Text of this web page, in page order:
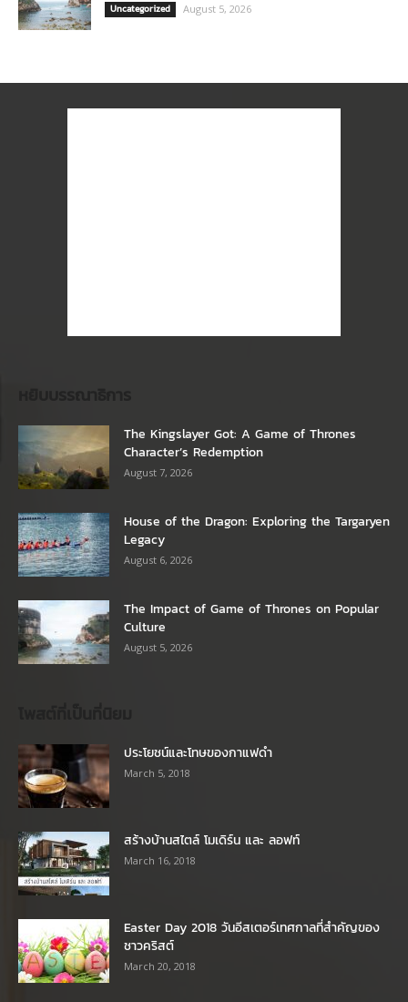
Uncategorized August 5, 2026
The Kingslayer Got: A Game of Thrones
Character’s Redemption
August 7, 2026
House of the Dragon: Exploring the Targaryen
Legacy
August 6, 2026
The Impact of Game of Thrones on Popular
Culture
August 5, 2026
ประโยชน์และโทษของกาแฟดำ
March 5, 2018
สร้างบ้านสไตล์ โมเดิร์น และ ลอฟท์
March 16, 2018
Easter Day 2018 วันอีสเตอร์เทศกาลที่สำคัญของ
ชาวคริสต์
March 20, 2018